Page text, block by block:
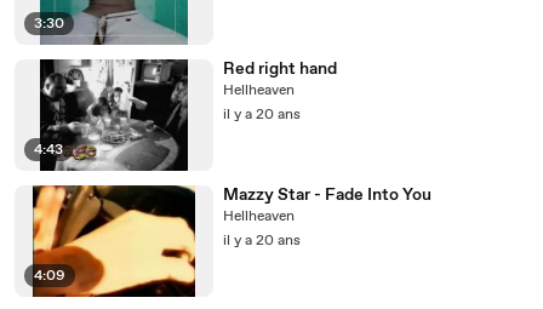
3:30
4:43
Red right hand
Hellheaven
il y a 20 ans
4:09
Mazzy Star - Fade Into You
Hellheaven
il y a 20 ans